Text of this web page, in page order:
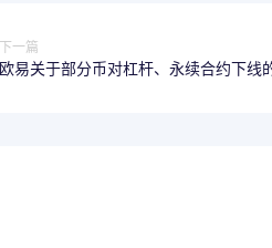
下一篇
欧易关于部分币对杠杆、永续合约下线